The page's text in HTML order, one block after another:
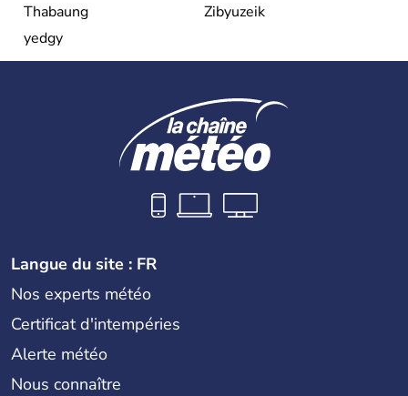
Thabaung
Zibyuzeik
yedgy
Langue du site : FR
Nos experts météo
Certificat d'intempéries
Alerte météo
Nous connaître